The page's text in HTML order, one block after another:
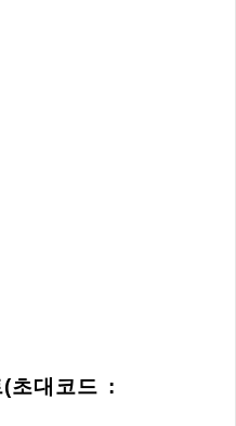
초대코드 :